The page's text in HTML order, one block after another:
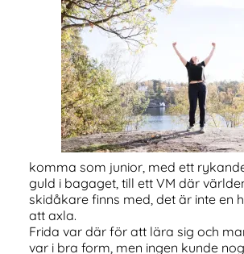
komma som junior, med ett
guld i bagaget, till ett VM där
skidåkare finns med, det är inte en
att axla.
Frida var där för att lära sig och
var i bra form, men ingen kunde